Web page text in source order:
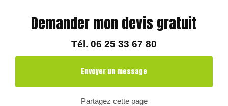
Demander mon devis gratuit
Tél. 06 25 33 67 80
Envoyer un message
Partagez cette page